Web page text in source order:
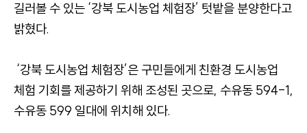
길러볼 수 있는 ‘강북 도시농업 체험장’ 텃밭을 분양한다고
밝혔다.
‘강북 도시농업 체험장’은 구민들에게 친환경 도시농업
체험 기회를 제공하기 위해 조성된 곳으로, 수유동 594-1,
수유동 599 일대에 위치해 있다.